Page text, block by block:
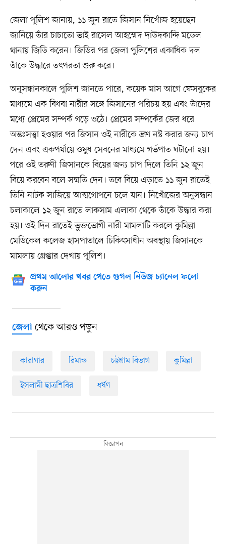
জেলা পুলিশ জানায়, ১১ জুন রাতে জিসান নিখোঁজ হয়েছেন
জানিয়ে তাঁর চাচাতো ভাই রাসেল আহম্মেদ দাউদকান্দি মডেল
থানায় জিডি করেন। জিডির পর জেলা পুলিশের একাধিক দল
তাঁকে উদ্ধারে তৎপরতা শুরু করে।
অনুসন্ধানকালে পুলিশ জানতে পারে, কয়েক মাস আগে ফেসবুকের
মাধ্যমে এক বিধবা নারীর সঙ্গে জিসানের পরিচয় হয় এবং তাঁদের
মধ্যে প্রেমের সম্পর্ক গড়ে ওঠে। প্রেমের সম্পর্কের জের ধরে
অন্তঃসত্ত্বা হওয়ার পর জিসান ওই নারীকে ভ্রূণ নষ্ট করার জন্য চাপ
দেন এবং একপর্যায়ে ওষুধ সেবনের মাধ্যমে গর্ভপাত ঘটানো হয়।
পরে ওই তরুণী জিসানকে বিয়ের জন্য চাপ দিলে তিনি ১২ জুন
বিয়ে করবেন বলে সম্মতি দেন। তবে বিয়ে এড়াতে ১১ জুন রাতেই
তিনি নাটক সাজিয়ে আত্মগোপনে চলে যান। নিখোঁজের অনুসন্ধান
চলাকালে ১২ জুন রাতে লাকসাম এলাকা থেকে তাঁকে উদ্ধার করা
হয়। ওই দিন রাতেই ভুক্তভোগী নারী মামলাটি করলে কুমিল্লা
মেডিকেল কলেজ হাসপাতালে চিকিৎসাধীন অবস্থায় জিসানকে
মামলায় গ্রেপ্তার দেখায় পুলিশ।
প্রথম আলোর খবর পেতে গুগল নিউজ চ্যানেল ফলো
করুন
জেলাথেকে আরও পড়ুন
কারাগার রিমান্ড চট্টগ্রাম বিভাগ কুমিল্লা
ইসলামী ছাত্রশিবির ধর্ষণ